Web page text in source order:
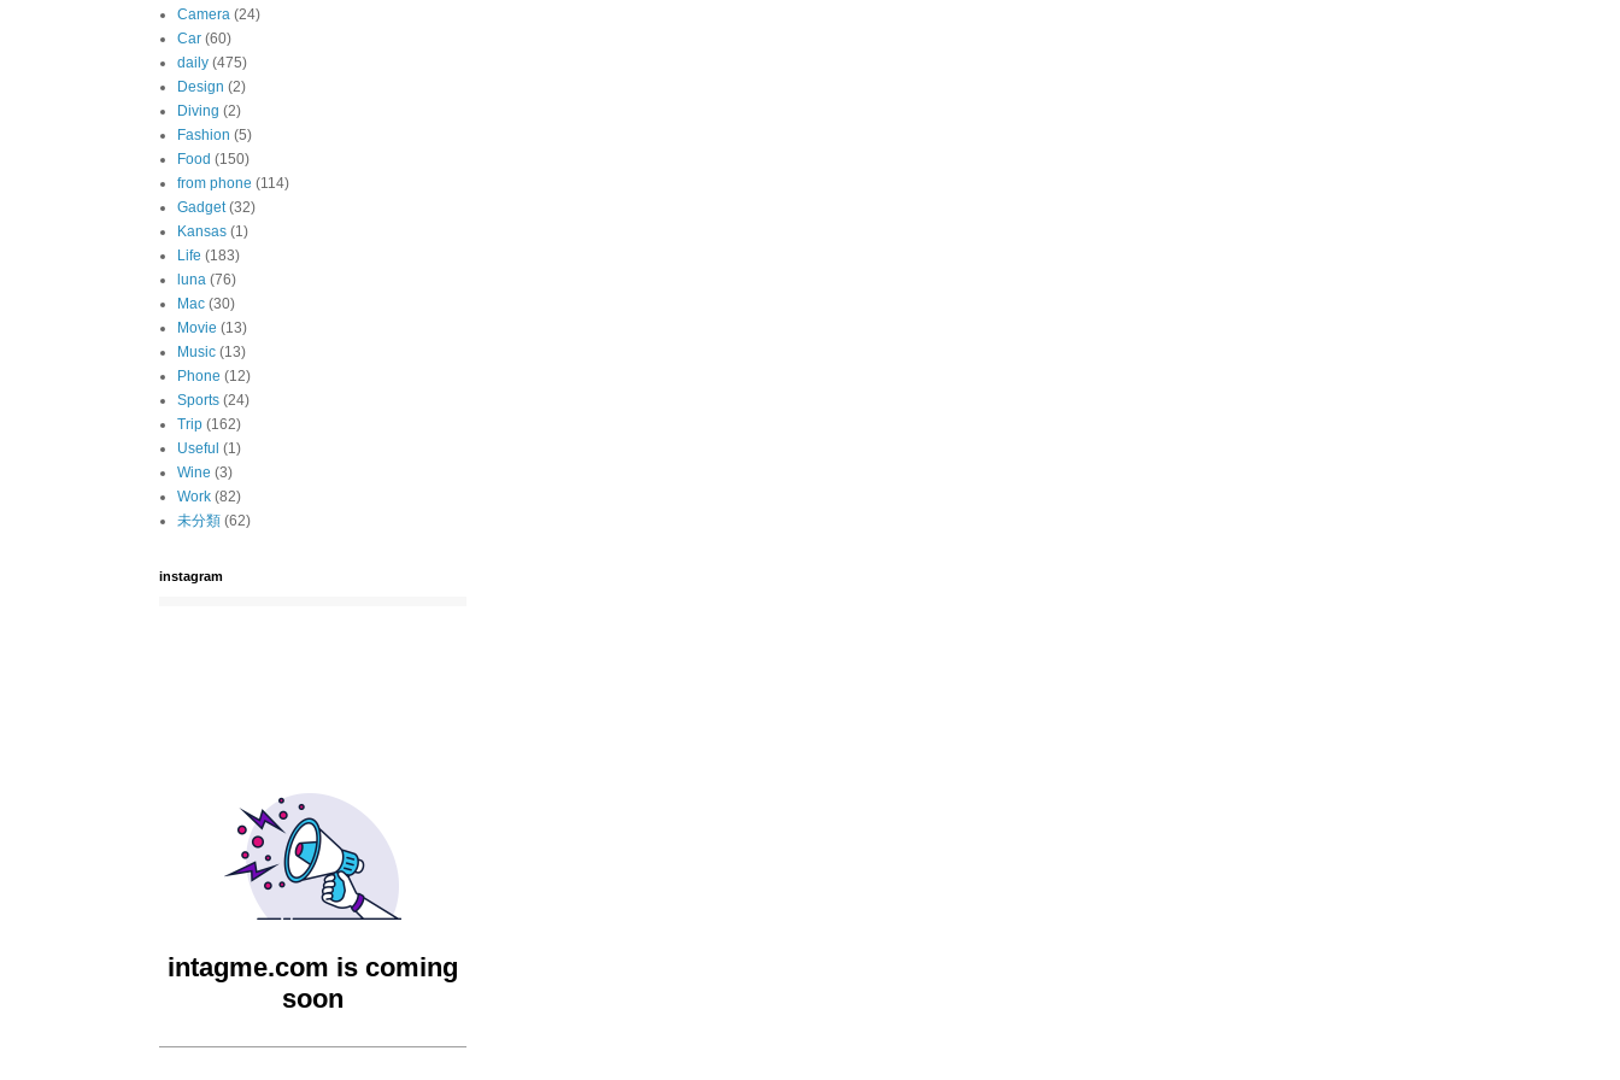
Camera (24)
Car (60)
daily (475)
Design (2)
Diving (2)
Fashion (5)
Food (150)
from phone (114)
Gadget (32)
Kansas (1)
Life (183)
luna (76)
Mac (30)
Movie (13)
Music (13)
Phone (12)
Sports (24)
Trip (162)
Useful (1)
Wine (3)
Work (82)
未分類 (62)
instagram